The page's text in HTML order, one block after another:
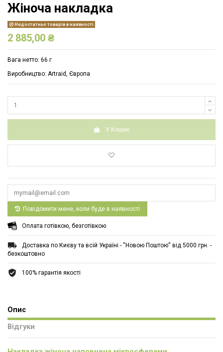
Жіноча накладка
Недостатньо товарів в наявності
2 885,00 ₴
Вага нетто: 66 г
Виробництво: Artraid, Європа
У Кошик
Повідомити мене, коли буде в наявності
Оплата готівкою, безготівкою
Доставка по Києву та всій Україні - ''Новою Поштою'' від 5000 грн. -
безкоштовно
100% гарантія якості
Опис
Відгуки